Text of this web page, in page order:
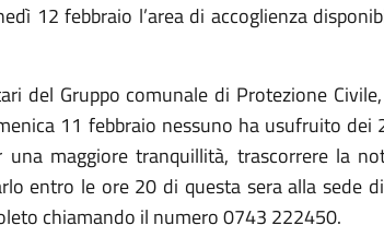
12 febbraio l’area di accoglienza
del Gruppo comunale di Protezione
11 febbraio nessuno ha usufruito dei
maggiore tranquillità, trascorrere la
entro le ore 20 di questa sera alla sede
chiamando il numero 0743 222450.